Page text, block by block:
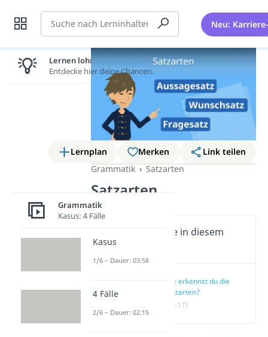
Suche Neu:
Lernplan Merken
Link teilen
Grammatik
Satzarten
Satzarten
Wichtige Inhalte in diesem
Video
Wie erkennst du die
Satzarten?
(00:17)
Lernen lohnt sich!
Entdecke hier deine Chancen.
Grammatik
Kasus: 4 Fälle
Kasus
1/6 – Dauer: 03:58
4 Fälle
2/6 – Dauer: 02:15